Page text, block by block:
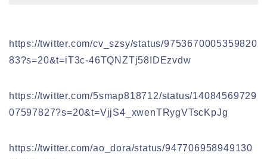
https://twitter.com/cv_szsy/status/9753670005359820
83?s=20&t=iT3c-46TQNZTj58IDEzvdw
https://twitter.com/5smap818712/status/14084569729
07597827?s=20&t=VjjS4_xwenTRygVTscKpJg
https://twitter.com/ao_dora/status/947706958949130